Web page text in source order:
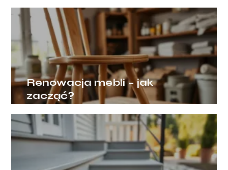
Renowacja mebli – jak
zacząć?